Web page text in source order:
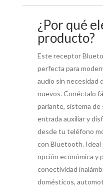
¿Por qué
producto?
Este receptor
perfecta para
audio sin necesidad
nuevos. Conéctalo
parlante, sistema
entrada auxiliar y
desde tu teléfono
con Bluetooth. Ideal
opción económica y
conectividad
domésticos,